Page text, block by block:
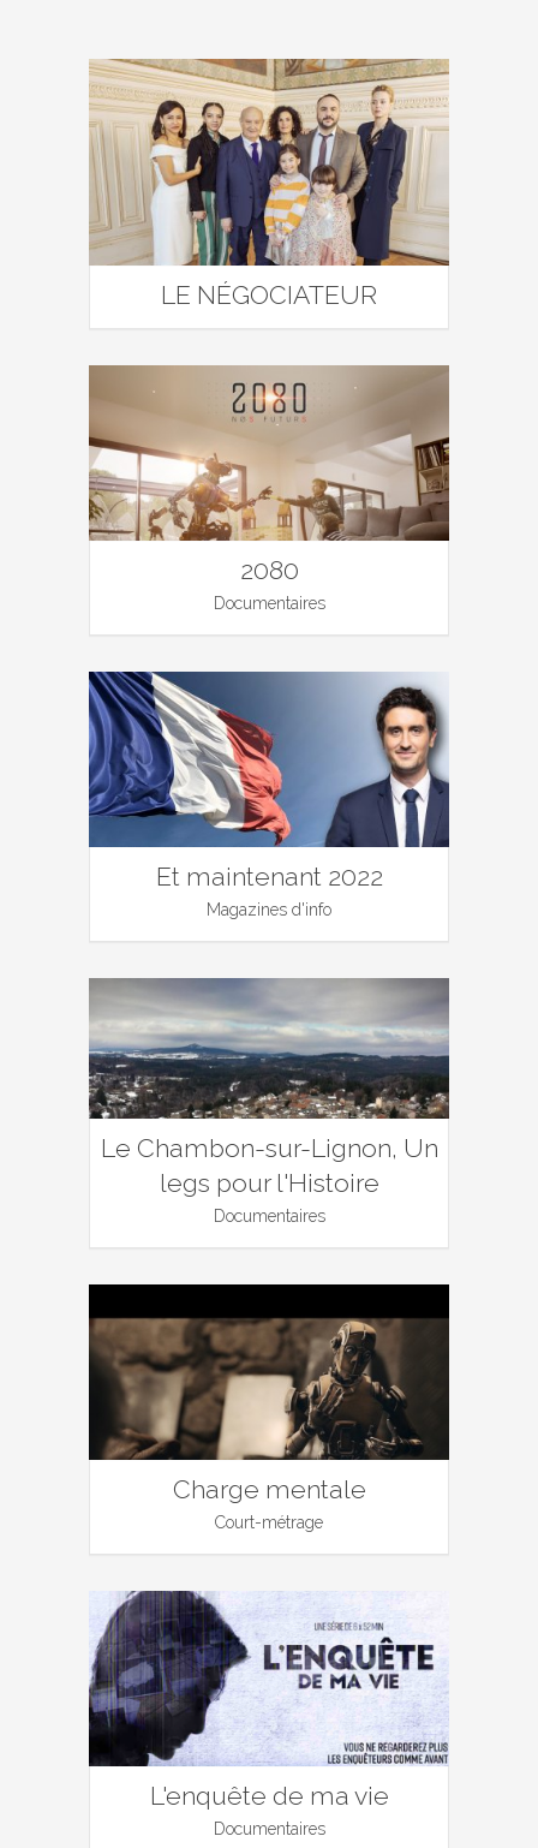
LE NÉGOCIATEUR
2080
Documentaires
Et maintenant 2022
Magazines d'info
Le Chambon-sur-Lignon, Un
legs pour l'Histoire
Documentaires
Charge mentale
Court-métrage
L'enquête de ma vie
Documentaires